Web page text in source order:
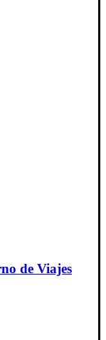
de Viajes